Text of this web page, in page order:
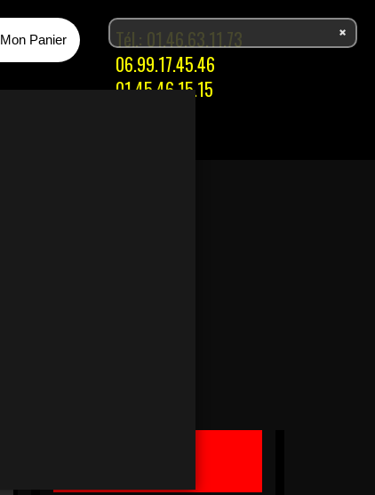
Mon Panier Tél.:01.46.63.11.73
06.99.17.45.46
01.45.46.15.15